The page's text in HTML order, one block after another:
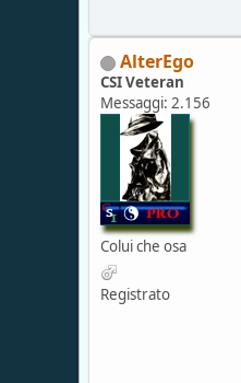
AlterEgo
CSI Veteran
Messaggi: 2.156
Colui che osa
Registrato